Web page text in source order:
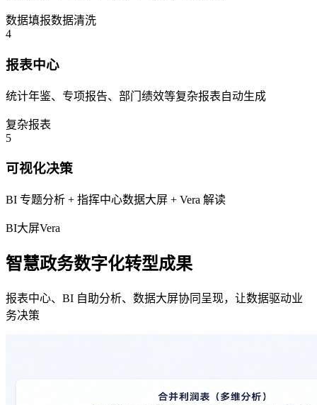
数据填报数据清洗
4
报表中心
统计年鉴、专项报告、部门绩效等复杂报表自动生成
复杂报表
5
可视化决策
BI 专题分析 + 指挥中心数据大屏 + Vera 解读
BI大屏Vera
智慧政务数字化转型成果
报表中心、BI 自助分析、数据大屏协同呈现，让数据驱动业
务决策